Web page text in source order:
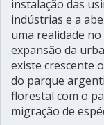
instalação das
indústrias e a
uma realidade
expansão da
existe crescente
do parque
florestal com o
migração de